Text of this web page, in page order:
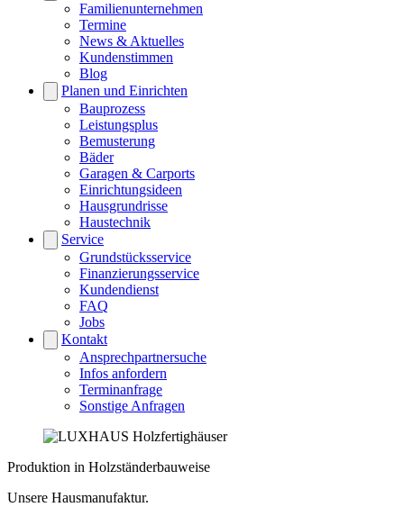
Familienunternehmen
Termine
News & Aktuelles
Kundenstimmen
Blog
Planen und Einrichten
Bauprozess
Leistungsplus
Bemusterung
Bäder
Garagen & Carports
Einrichtungsideen
Hausgrundrisse
Haustechnik
Service
Grundstücksservice
Finanzierungsservice
Kundendienst
FAQ
Jobs
Kontakt
Ansprechpartnersuche
Infos anfordern
Terminanfrage
Sonstige Anfragen
Produktion in Holzständerbauweise
Unsere Hausmanufaktur.